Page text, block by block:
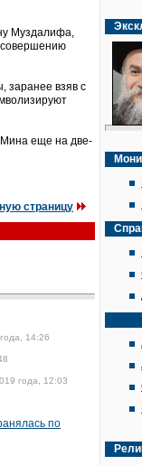
Муздалифа,
совершению
заранее взяв с
Мина еще на две-
страницу
14:26
года, 12:03
по